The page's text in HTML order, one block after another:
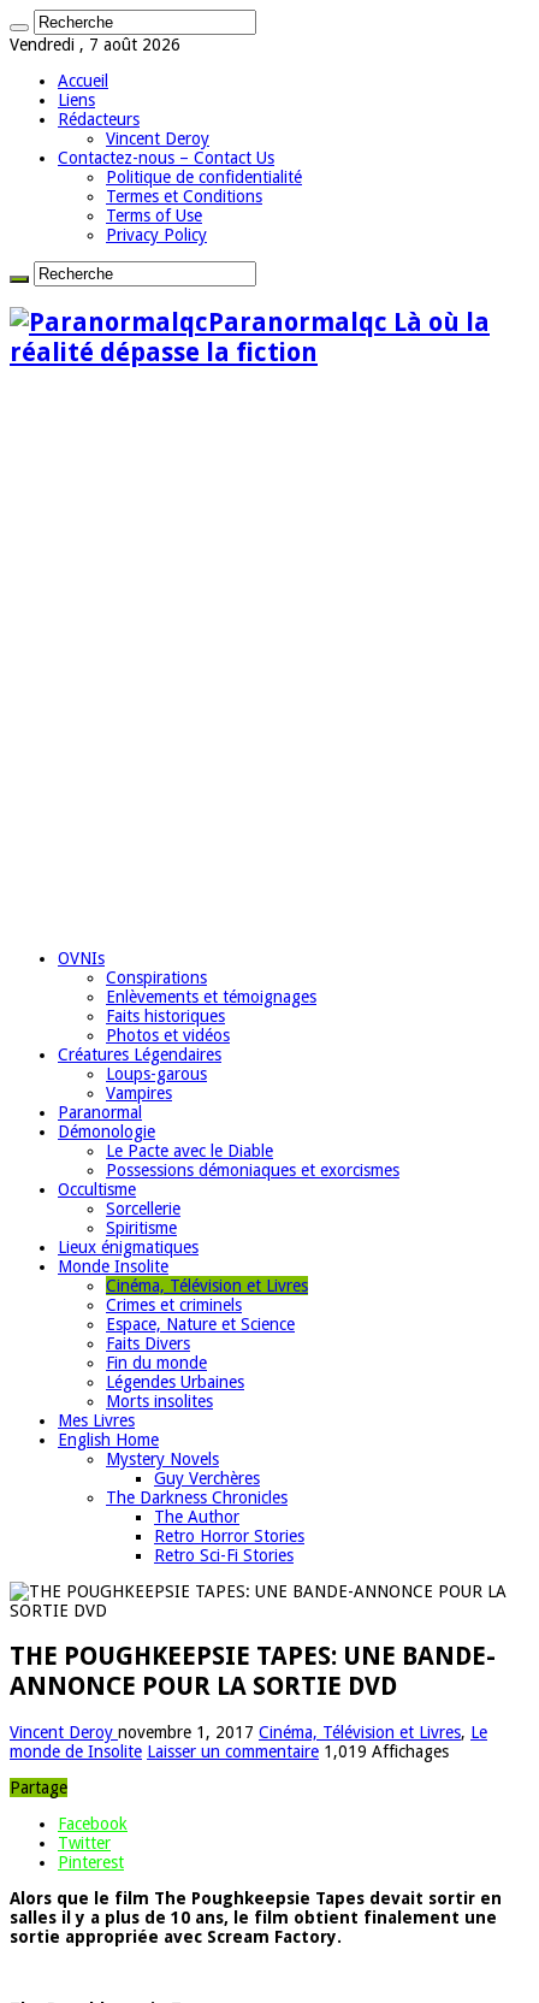
Vendredi , 7 août 2026
Accueil
Liens
Rédacteurs
Vincent Deroy
Contactez-nous – Contact Us
Politique de confidentialité
Termes et Conditions
Terms of Use
Privacy Policy
Paranormalqc Là où la
réalité dépasse la fiction
OVNIs
Conspirations
Enlèvements et témoignages
Faits historiques
Photos et vidéos
Créatures Légendaires
Loups-garous
Vampires
Paranormal
Démonologie
Le Pacte avec le Diable
Possessions démoniaques et exorcismes
Occultisme
Sorcellerie
Spiritisme
Lieux énigmatiques
Monde Insolite
Cinéma, Télévision et Livres
Crimes et criminels
Espace, Nature et Science
Faits Divers
Fin du monde
Légendes Urbaines
Morts insolites
Mes Livres
English Home
Mystery Novels
Guy Verchères
The Darkness Chronicles
The Author
Retro Horror Stories
Retro Sci-Fi Stories
THE POUGHKEEPSIE TAPES: UNE BANDE-
ANNONCE POUR LA SORTIE DVD
Vincent Deroy novembre 1, 2017 Cinéma, Télévision et Livres, Le
monde de Insolite Laisser un commentaire 1,019 Affichages
Partage
Facebook
Twitter
Pinterest
Alors que le film The Poughkeepsie Tapes devait sortir en
salles il y a plus de 10 ans, le film obtient finalement une
sortie appropriée avec Scream Factory.